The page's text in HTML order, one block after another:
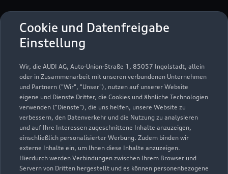
Cookie und Datenfreigabe
Einstellung
Wir, die AUDI AG, Auto-Union-Straße 1, 85057 Ingolstadt, allein
oder in Zusammenarbeit mit unseren verbundenen Unternehmen
und Partnern ("Wir", "Unser"), nutzen auf unserer Website
eigene und Dienste Dritter, die Cookies und ähnliche Technologien
verwenden ("Dienste"), die uns helfen, unsere Website zu
verbessern, den Datenverkehr und die Nutzung zu analysieren
und auf Ihre Interessen zugeschnittene Inhalte anzuzeigen,
einschließlich personalisierter Werbung. Zudem binden wir
externe Inhalte ein, um Ihnen diese Inhalte anzuzeigen.
Hierdurch werden Verbindungen zwischen Ihrem Browser und
Servern von Dritten hergestellt und es können personenbezogene